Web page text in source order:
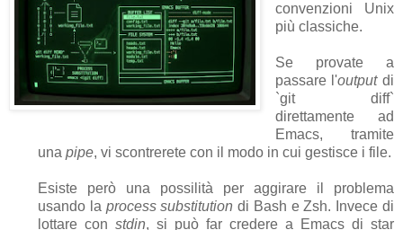
convenzioni Unix
più classiche.
Se provate a
passare l'outputdi
`git diff`
direttamente ad
Emacs, tramite
una pipe, vi scontrerete con il modo in cui gestisce i file.
Esiste però una possilità per aggirare il problema
usando la process substitution di Bash e Zsh. Invece di
lottare con stdin, si può far credere a Emacs di star